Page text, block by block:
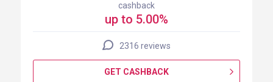
cashback
up to 5.00%
2316 reviews
GET CASHBACK